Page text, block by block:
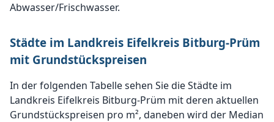
Abwasser/Frischwasser.
Städte im Landkreis Eifelkreis Bitburg-Prüm
mit Grundstückspreisen
In der folgenden Tabelle sehen Sie die Städte im
Landkreis Eifelkreis Bitburg-Prüm mit deren aktuellen
Grundstückspreisen pro m², daneben wird der Median